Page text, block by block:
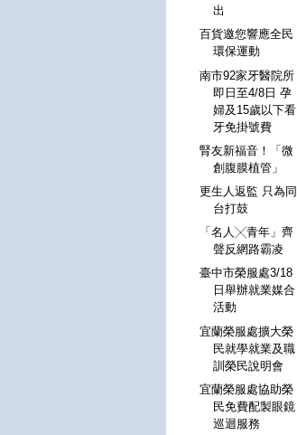
出
百貨邀您響應全民
環保運動
南市92家牙醫院所
即日至4/8日 孕
婦及15歲以下看
牙免掛號費
腎友新福音！「微
創腹膜植管」
更生人返監 只為同
台打鼓
「名人╳青年」齊
聲反網路霸凌
臺中市榮服處3/18
日舉辦就業媒合
活動
宜蘭榮服處擴大榮
民就學就業及職
訓榮民說明會
宜蘭榮服處協助榮
民免費配製眼鏡
巡迴服務